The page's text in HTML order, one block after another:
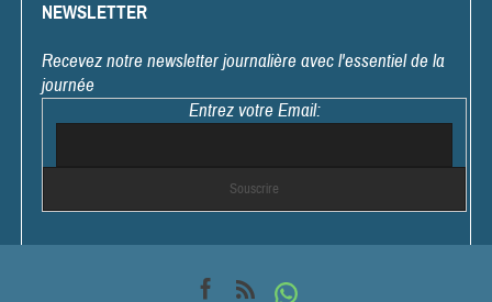
NEWSLETTER
Recevez notre newsletter journalière avec l'essentiel de la
journée
Entrez votre Email: